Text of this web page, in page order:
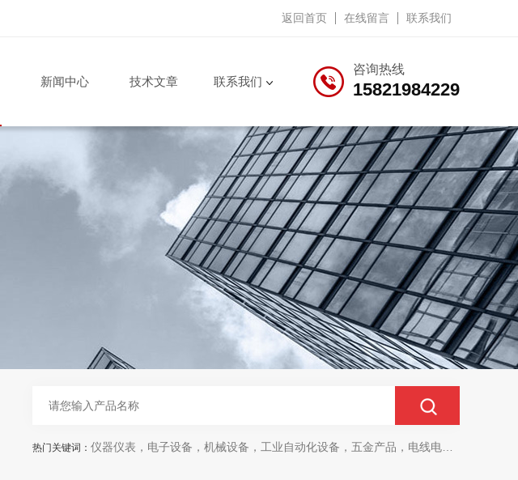
返回首页 在线留言 联系我们
咨询热线
15821984229
新闻中心 技术文章 联系我们
热门关键词： 仪器仪表，电子设备，机械设备，工业自动化设备，五金产品，电线电缆，金属材料，电子